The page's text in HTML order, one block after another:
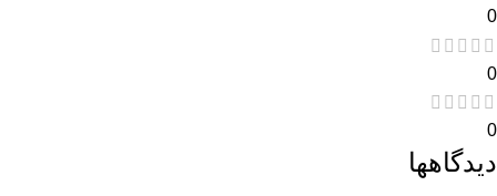
0
0
0
دیدگاهها